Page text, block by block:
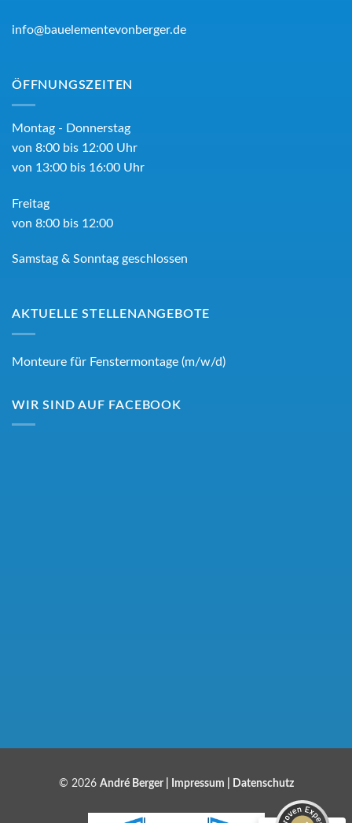
info@bauelementevonberger.de
ÖFFNUNGSZEITEN
Montag - Donnerstag
von 8:00 bis 12:00 Uhr
von 13:00 bis 16:00 Uhr
Freitag
von 8:00 bis 12:00
Samstag & Sonntag geschlossen
AKTUELLE STELLENANGEBOTE
Monteure für Fenstermontage (m/w/d)
WIR SIND AUF FACEBOOK
© 2026 André Berger | Impressum DatenschutzEmpfehlungen auf